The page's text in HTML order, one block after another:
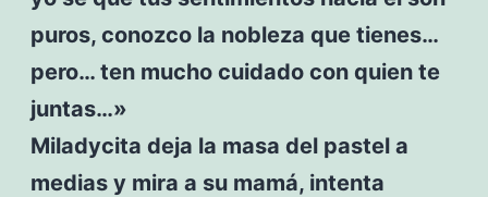
puros, conozco la nobleza que tienes…
pero… ten mucho cuidado con quien te
juntas…»
Miladycita deja la masa del pastel a
medias y mira a su mamá, intenta